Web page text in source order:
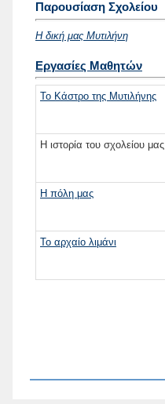
Παρουσίαση Σχολείου
Η δική μας Μυτιλήνη
Εργασίες Μαθητών
Το Κάστρο της Μυτιλήνης
Η ιστορία του σχολείου μας
Η πόλη μας
Το αρχαίο λιμάνι